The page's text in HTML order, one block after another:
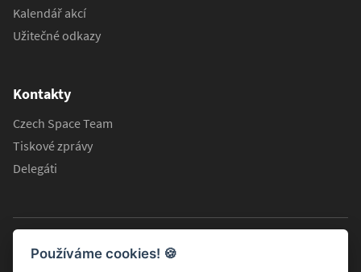
Kalendář akcí
Užitečné odkazy
Kontakty
Czech Space Team
Tiskové zprávy
Delegáti
Používáme cookies! 🍪